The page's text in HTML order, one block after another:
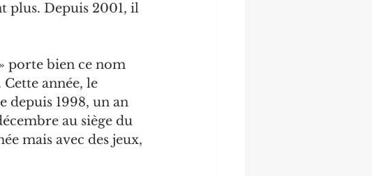
plus. Depuis 2001, il
porte bien ce nom
Cette année, le
depuis 1998, un an
au siège du
mais avec des jeux,